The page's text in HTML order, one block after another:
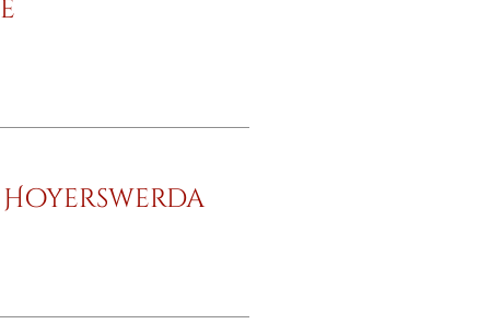
Hoyerswerda